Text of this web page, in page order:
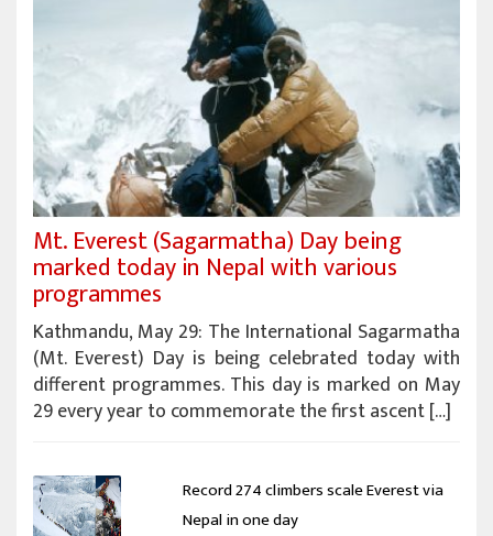
Mt. Everest (Sagarmatha) Day being
marked today in Nepal with various
programmes
Kathmandu, May 29: The International Sagarmatha
(Mt. Everest) Day is being celebrated today with
different programmes. This day is marked on May
29 every year to commemorate the first ascent […]
Record 274 climbers scale Everest via
Nepal in one day